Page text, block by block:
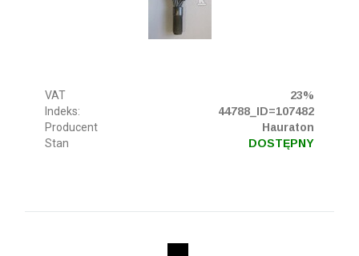
VAT
23%
Indeks:
44788_ID=107482
Producent
Hauraton
Stan
DOSTĘPNY